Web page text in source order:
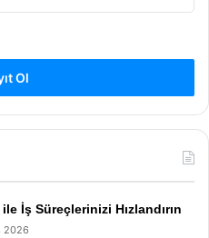
Ol
İş Süreçlerinizi Hızlandırın
2026